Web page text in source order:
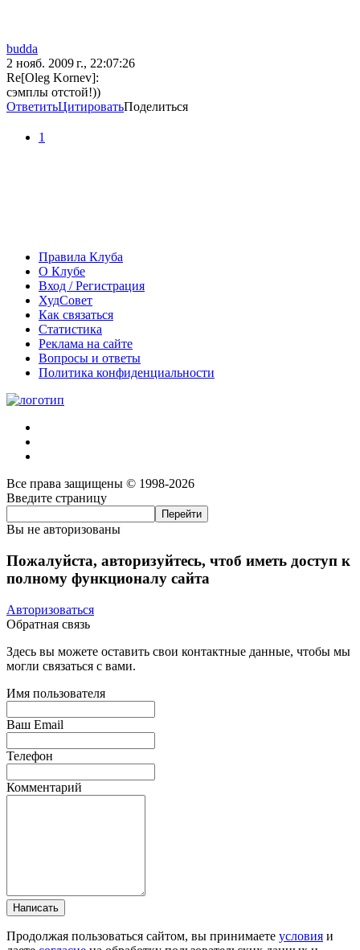
budda
2 нояб. 2009 г., 22:07:26
Re[Oleg Kornev]:
сэмплы отстой!))
ОтветитьЦитироватьПоделиться
1
Правила Клуба
О Клубе
Вход / Регистрация
ХудСовет
Как связаться
Статистика
Реклама на сайте
Вопросы и ответы
Политика конфиденциальности
Все права защищены © 1998-2026
Введите страницу
Вы не авторизованы
Пожалуйста, авторизуйтесь, чтоб иметь доступ к
полному функционалу сайта
Авторизоваться
Обратная связь
Здесь вы можете оставить свои контактные данные, чтобы мы
могли связаться с вами.
Имя пользователя
Ваш Email
Телефон
Комментарий
Написать
Продолжая пользоваться сайтом, вы принимаете условия и